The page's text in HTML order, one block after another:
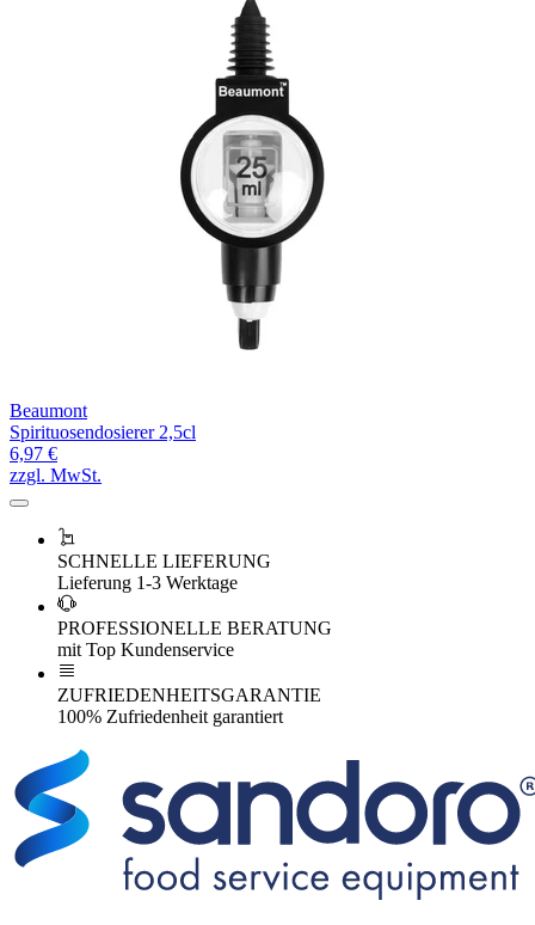
Beaumont
Spirituosendosierer 2,5cl
6,97 €
zzgl. MwSt.
SCHNELLE LIEFERUNG
Lieferung 1-3 Werktage
PROFESSIONELLE BERATUNG
mit Top Kundenservice
ZUFRIEDENHEITSGARANTIE
100% Zufriedenheit garantiert